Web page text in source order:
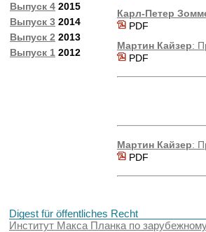
Выпуск 4 2015
Выпуск 3 2014
Выпуск 2 2013
Выпуск 1 2012
Карл-Петер
PDF
Мартин Кайзер:
PDF
Мартин Кайзер:
PDF
Digest für öffentliches Recht
Институт Макса Планка по